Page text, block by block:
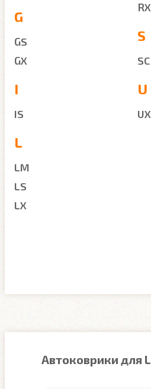
G
GS
GX
I
IS
L
LM
LS
LX
RX
S
SC
U
UX
Автоковрики для